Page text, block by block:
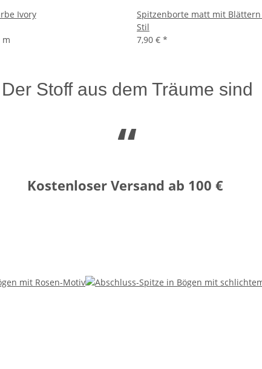
Ivory
m
Spitzenborte matt mit Blättern
Stil
7,90 € *
Der Stoff aus dem Träume sind
“
Kostenloser Versand ab 100 €